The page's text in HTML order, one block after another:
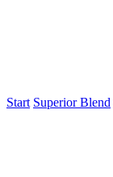
Start Superior Blend